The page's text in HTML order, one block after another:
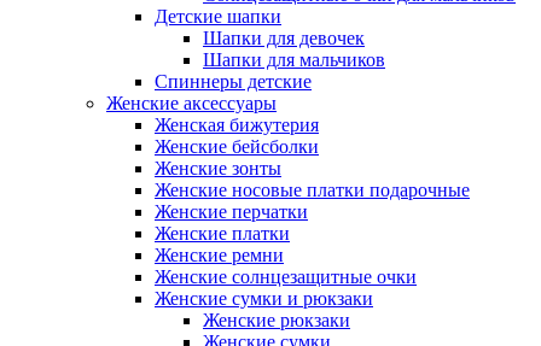
Детские шапки
Шапки для девочек
Шапки для мальчиков
Спиннеры детские
Женские аксессуары
Женская бижутерия
Женские бейсболки
Женские зонты
Женские носовые платки подарочные
Женские перчатки
Женские платки
Женские ремни
Женские солнцезащитные очки
Женские сумки и рюкзаки
Женские рюкзаки
Женские сумки